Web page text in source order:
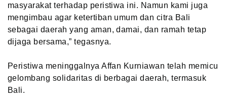
masyarakat terhadap peristiwa ini. Namun kami juga
mengimbau agar ketertiban umum dan citra Bali
sebagai daerah yang aman, damai, dan ramah tetap
dijaga bersama,” tegasnya.
Peristiwa meninggalnya Affan Kurniawan telah memicu
gelombang solidaritas di berbagai daerah, termasuk
Bali.